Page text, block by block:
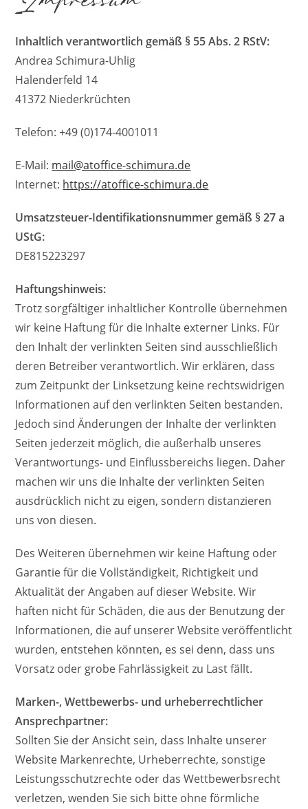
Inhaltlich verantwortlich gemäß § 55 Abs. 2 RStV:
Andrea Schimura-Uhlig
Halenderfeld 14
41372 Niederkrüchten
Telefon: +49 (0)174-4001011
E-Mail: mail@atoffice-schimura.de
Internet: https://atoffice-schimura.de
Umsatzsteuer-Identifikationsnummer gemäß § 27 a
UStG:
DE815223297
Haftungshinweis:
Trotz sorgfältiger inhaltlicher Kontrolle übernehmen
wir keine Haftung für die Inhalte externer Links. Für
den Inhalt der verlinkten Seiten sind ausschließlich
deren Betreiber verantwortlich. Wir erklären, dass
zum Zeitpunkt der Linksetzung keine rechtswidrigen
Informationen auf den verlinkten Seiten bestanden.
Jedoch sind Änderungen der Inhalte der verlinkten
Seiten jederzeit möglich, die außerhalb unseres
Verantwortungs- und Einflussbereichs liegen. Daher
machen wir uns die Inhalte der verlinkten Seiten
ausdrücklich nicht zu eigen, sondern distanzieren
uns von diesen.
Des Weiteren übernehmen wir keine Haftung oder
Garantie für die Vollständigkeit, Richtigkeit und
Aktualität der Angaben auf dieser Website. Wir
haften nicht für Schäden, die aus der Benutzung der
Informationen, die auf unserer Website veröffentlicht
wurden, entstehen könnten, es sei denn, dass uns
Vorsatz oder grobe Fahrlässigkeit zu Last fällt.
Marken-, Wettbewerbs- und urheberrechtlicher
Ansprechpartner:
Sollten Sie der Ansicht sein, dass Inhalte unserer
Website Markenrechte, Urheberrechte, sonstige
Leistungsschutzrechte oder das Wettbewerbsrecht
verletzen, wenden Sie sich bitte ohne förmliche